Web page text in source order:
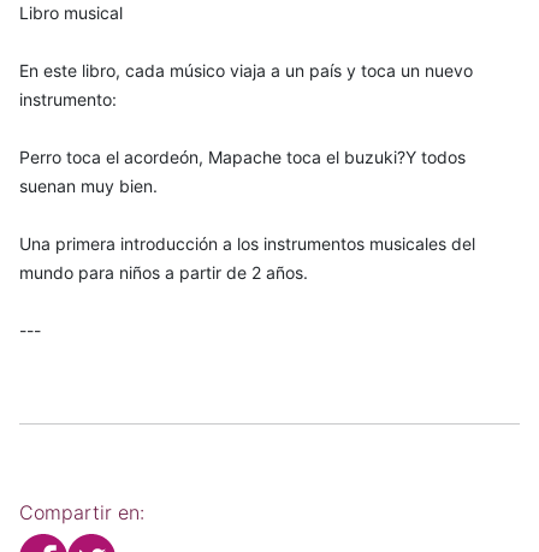
Libro musical
En este libro, cada músico viaja a un país y toca un nuevo
instrumento:
Perro toca el acordeón, Mapache toca el buzuki?Y todos
suenan muy bien.
Una primera introducción a los instrumentos musicales del
mundo para niños a partir de 2 años.
---
Compartir en: